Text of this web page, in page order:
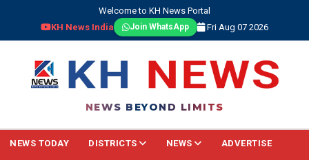
Welcome to KH News Portal
KH News India
Join WhatsApp Fri Aug 07 2026
NEWS BEYOND LIMITS
NEWS TODAY DISTRICTS NEWS ADVERTISE